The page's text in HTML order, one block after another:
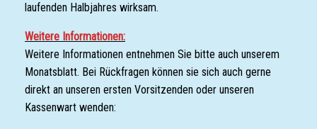
laufenden Halbjahres wirksam.
Weitere Informationen:
Weitere Informationen entnehmen Sie bitte auch unserem
Monatsblatt. Bei Rückfragen können sie sich auch gerne
direkt an unseren ersten Vorsitzenden oder unseren
Kassenwart wenden: